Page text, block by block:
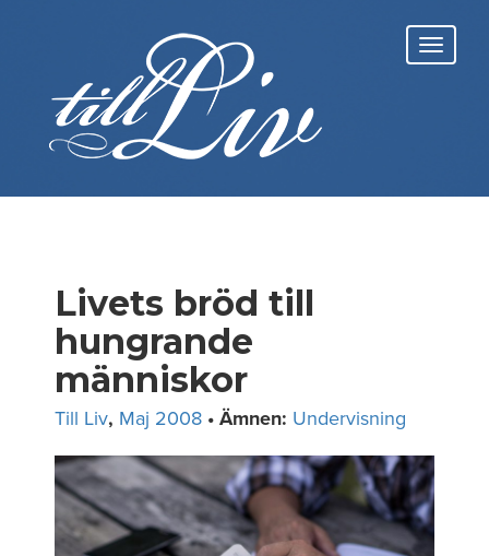
Livets bröd till
hungrande
människor
Till Liv, Maj 2008 • Ämnen: Undervisning